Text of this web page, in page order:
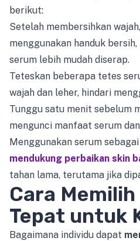
berikut:
Setelah membersihkan
menggunakan handuk
serum lebih mudah diserap.
Teteskan beberapa tetes
wajah dan leher, hindari
Tunggu satu menit sebelum
mengunci manfaat serum
Menggunakan serum
mendukung perbaikan skin
tahan lama, terutama jika
Cara
Tepat untuk
Bagaimana individu dapat